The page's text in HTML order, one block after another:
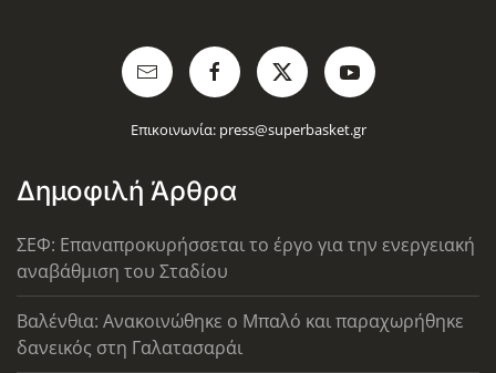
Επικοινωνία: press@superbasket.gr
Δημοφιλή Άρθρα
ΣΕΦ: Επαναπροκυρήσσεται το έργο για την ενεργειακή
αναβάθμιση του Σταδίου
Βαλένθια: Ανακοινώθηκε ο Μπαλό και παραχωρήθηκε
δανεικός στη Γαλατασαράι